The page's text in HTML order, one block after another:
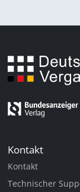
Kontakt
Kontakt
Technischer